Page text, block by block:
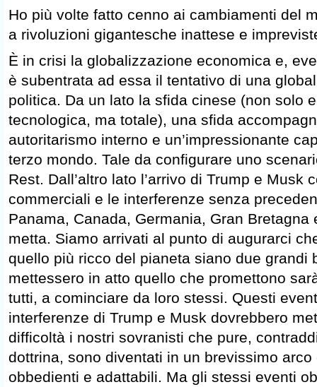
Ho più volte fatto cenno ai cambiamenti del
a rivoluzioni gigantesche inattese e
È in crisi la globalizzazione economica e,
è subentrata ad essa il tentativo di una
politica. Da un lato la sfida cinese (non solo
tecnologica, ma totale), una sfida
autoritarismo interno e un’impressionante
terzo mondo. Tale da configurare uno
Rest. Dall’altro lato l’arrivo di Trump e Musk
commerciali e le interferenze senza
Panama, Canada, Germania, Gran Bretagna
metta. Siamo arrivati al punto di augurarci
quello più ricco del pianeta siano due grandi
mettessero in atto quello che promettono
tutti, a cominciare da loro stessi. Questi
interferenze di Trump e Musk dovrebbero
difficoltà i nostri sovranisti che pure,
dottrina, sono diventati in un brevissimo
obbedienti e adattabili. Ma gli stessi eventi